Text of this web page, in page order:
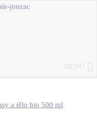
MENU
a tělo bio 500 ml